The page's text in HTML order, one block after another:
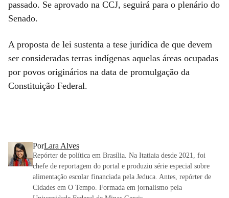
passado. Se aprovado na CCJ, seguirá para o plenário do
Senado.
A proposta de lei sustenta a tese jurídica de que devem
ser consideradas terras indígenas aquelas áreas ocupadas
por povos originários na data de promulgação da
Constituição Federal.
PorLara Alves
Repórter de política em Brasília. Na Itatiaia desde 2021, foi
chefe de reportagem do portal e produziu série especial sobre
alimentação escolar financiada pela Jeduca. Antes, repórter de
Cidades em O Tempo. Formada em jornalismo pela